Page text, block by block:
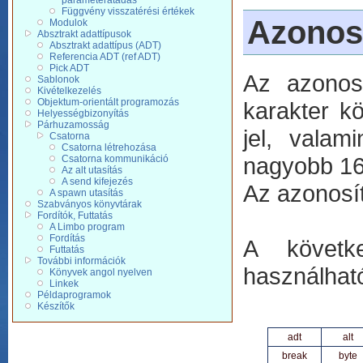
Függvény visszatérési értékek
Modulok
Absztrakt adattípusok
Absztrakt adattípus (ADT)
Referencia ADT (ref ADT)
Pick ADT
Sablonok
Kivételkezelés
Objektum-orientált programozás
Helyességbizonyítás
Párhuzamosság
Csatorna
Csatorna létrehozása
Csatorna kommunikáció
Az alt utasítás
A send kifejezés
A spawn utasítás
Szabványos könyvtárak
Fordítók, Futtatás
A Limbo program
Fordítás
Futtatás
További információk
Könyvek angol nyelven
Linkek
Példaprogramok
Készítők
Az
karakter
jel,
nagyobb
Az
A
adt
alt
break
byte